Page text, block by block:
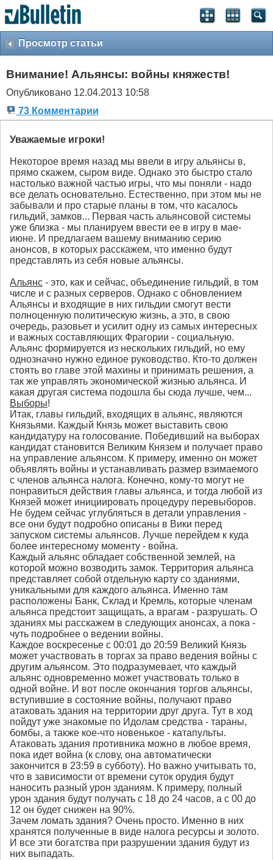
Просмотр статьи
Внимание! Альянсы: войны княжеств!
Опубликовано 12.04.2013 10:58
73 Комментарии
Уважаемые игроки!
Некоторое время назад мы ввели в игру альянсы в,
прямо скажем, сыром виде. Однако это быстро стало
настолько важной частью игры, что мы поняли - надо
все делать основательно. Естественно, при этом мы не
забывали и про старые планы в том, что касалось
гильдий, замков... Первая часть альянсовой системы
уже близка - мы планируем ввести ее в игру в мае-
июне. И предлагаем вашему вниманию серию
анонсов, в которых расскажем, что именно будут
представлять из себя новые альянсы.
Альянс - это, как и сейчас, объединение гильдий, в том
числе и с разных серверов. Однако с обновлением
Альянсы и входящие в них гильдии смогут вести
полноценную политическую жизнь, а это, в свою
очередь, разовьет и усилит одну из самых интересных
и важных составляющих Фрагории - социальную.
Альянс формируется из нескольких гильдий, но ему
однозначно нужно единое руководство. Кто-то должен
стоять во главе этой махины и принимать решения, а
так же управлять экономической жизнью альянса. И
какая другая система подошла бы сюда лучше, чем...
Выборы!
Итак, главы гильдий, входящих в альянс, являются
Князьями. Каждый Князь может выставить свою
кандидатуру на голосование. Победивший на выборах
кандидат становится Великим Князем и получает право
на управление альянсом. К примеру, именно он может
объявлять войны и устанавливать размер взимаемого
с членов альянса налога. Конечно, кому-то могут не
понравиться действия главы альянса, и тогда любой из
Князей может инициировать процедуру перевыборов.
Не будем сейчас углубляться в детали управления -
все они будут подробно описаны в Вики перед
запуском системы альянсов. Лучше перейдем к куда
более интересному моменту - война.
Каждый альянс обладает собственной землей, на
которой можно возводить замок. Территория альянса
представляет собой отдельную карту со зданиями,
уникальными для каждого альянса. Именно там
расположены Банк, Склад и Кремль, которые членам
альянса предстоит защищать, а врагам - разрушать. О
зданиях мы расскажем в следующих анонсах, а пока -
чуть подробнее о ведении войны.
Каждое воскресенье с 00:01 до 20:59 Великий Князь
может участвовать в торгах за право ведения войны с
другим альянсом. Это подразумевает, что каждый
альянс одновременно может участвовать только в
одной войне. И вот после окончания торгов альянсы,
вступившие в состояние войны, получают право
атаковать здания на территории друг друга. Тут в ход
пойдут уже знакомые по Идолам средства - тараны,
бомбы, а также кое-что новенькое - катапульты.
Атаковать здания противника можно в любое время,
пока идет война (к слову, она автоматически
закончится в 23:59 в субботу). Но важно учитывать то,
что в зависимости от времени суток орудия будут
наносить разный урон зданиям. К примеру, полный
урон здания будут получать с 18 до 24 часов, а с 00 до
12 он будет снижен на 90%.
Зачем ломать здания? Очень просто. Именно в них
хранятся полученные в виде налога ресурсы и золото.
И все эти богатства при разрушении здания будут из
них выпадать.